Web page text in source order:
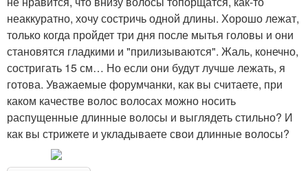
неаккуратно, хочу состричь одной длины. Хорошо лежат,
только когда пройдет три дня после мытья головы и они
становятся гладкими и "прилизываются". Жаль, конечно,
состригать 15 см… Но если они будут лучше лежать, я
готова. Уважаемые форумчанки, как вы считаете, при
каком качестве волос волосах можно носить
распущенные длинные волосы и выглядеть стильно? И
как вы стрижете и укладываете свои длинные волосы?